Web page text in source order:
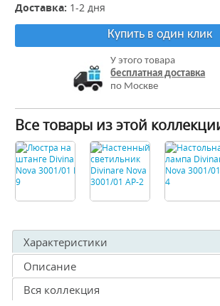
Доставка: 1-2 дня
Купить в один клик
У этого товара
бесплатная доставка
по Москве
Все товары из этой
Характеристики
Описание
Вся коллекция